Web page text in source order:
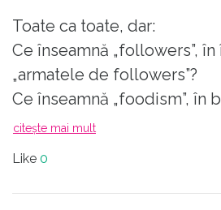
Toate ca toate, dar:
Ce înseamnă „followers”,
„armatele de followers”?
Ce înseamnă „foodism”, în
„foodismul degenerat”?
Ce înseamnă „crackers”,
citește mai mult
Like 0